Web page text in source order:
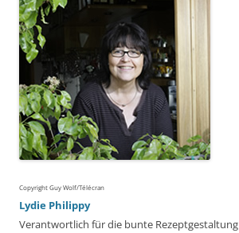
Copyright Guy Wolf/Télécran
Lydie Philippy
Verantwortlich für die bunte